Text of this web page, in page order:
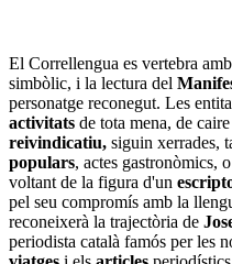
El Correllengua es vertebra amb
simbòlic, i la lectura del
personatge reconegut. Les
activitats de tota mena, de caire
reivindicatiu, siguin xerrades,
populars, actes gastronòmics,
voltant de la figura d'un
pel seu compromís amb la
reconeixerà la trajectòria de
periodista català famós per les